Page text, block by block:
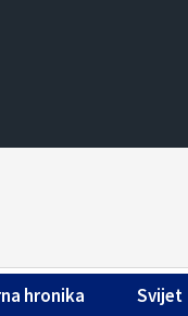
hronika Svijet